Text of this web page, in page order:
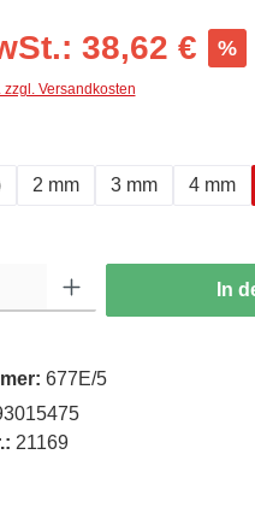
38,62 € %
zzgl. Versandkosten
2 mm 3 mm 4 mm
In
677E/5
21169